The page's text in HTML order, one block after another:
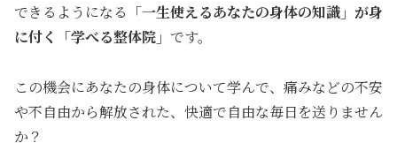
できるようになる 「一生使えるあなたの身体の知識」が身
に付く「学べる整体院」 です。
この機会にあなたの身体について学んで、痛みなどの不安
や不自由から解放された、快適で自由な毎日を送りません
か？